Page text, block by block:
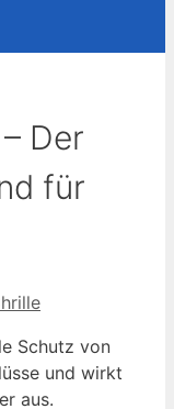
Der
für
Schutz von
und wirkt
aus.